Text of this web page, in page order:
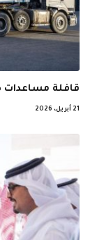
قافلة مساعدات
21 أبريل، 2026